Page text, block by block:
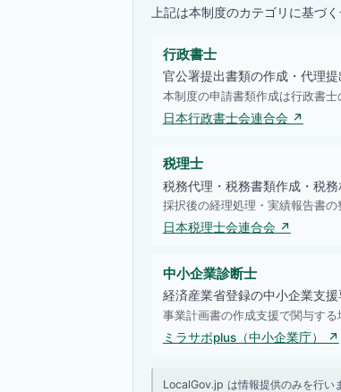
上記は本制度のカテゴリに基づ
行政書士
官公署提出書類の作成・代理
本制度の申請書類作成は行政書士
日本行政書士会連合会 ↗
税理士
税務代理・税務書類作成・税
採択後の経理処理・実績報告書の
日本税理士会連合会 ↗
中小企業診断士
経済産業省登録の中小企業支
事業計画書の作成支援で関与する
ミラサポplus（中小企業庁） ↗
LocalGov.jp は情報提供のみを行い